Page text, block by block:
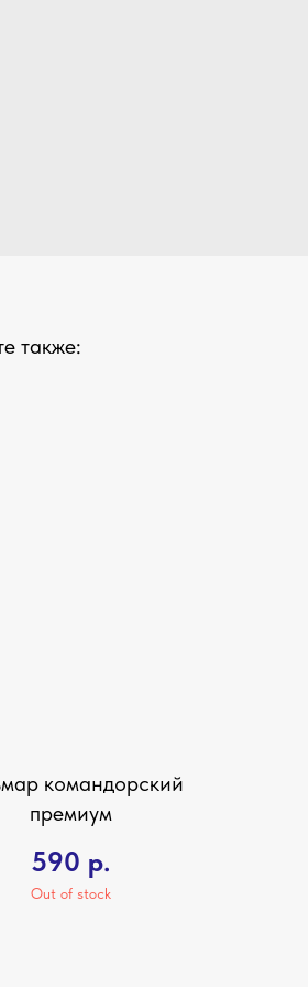
также:
командорский
премиум
590 р.
Out of stock